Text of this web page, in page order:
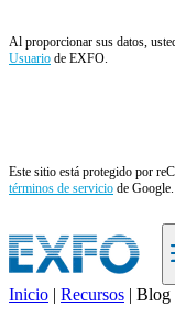
Al proporcionar sus datos,
Usuario de EXFO.
Este sitio está protegido por
términos de servicio de Google.
Inicio | Recursos | Blog